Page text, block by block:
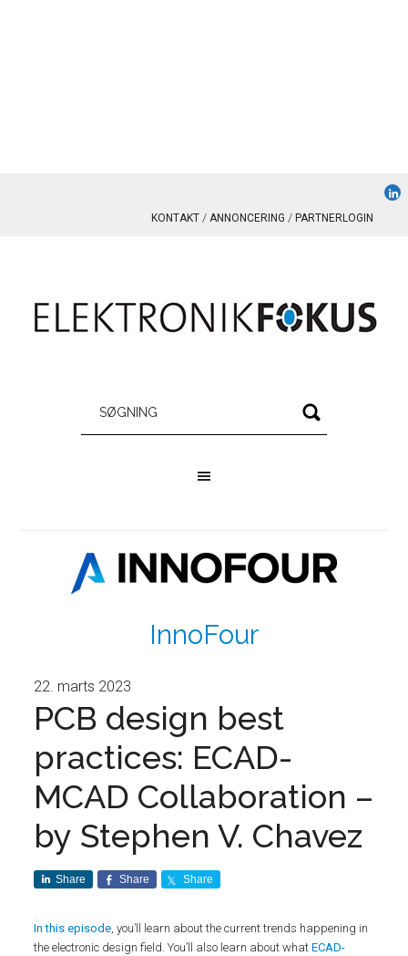
KONTAKT ANNONCERING PARTNERLOGIN
InnoFour
22. marts 2023
PCB design best
practices: ECAD-
MCAD Collaboration –
by Stephen V. Chavez
Share Share Share
In this episode, you’ll learn about the current trends happening in
the electronic design field. You’ll also learn about whatECAD-